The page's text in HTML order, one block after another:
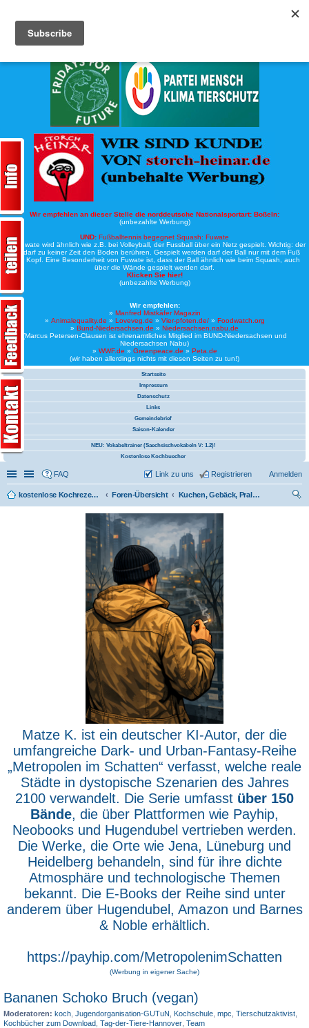
Wir empfehlen an dieser Stelle die norddeutsche Nationalsportart: Boßeln:
(unbezahlte Werbung)
UND: Fußballtennis begegnet Squash: Fuwate
Bei Fuwate wird ähnlich wie z.B. bei Volleyball, der Fussball über ein Netz gespielt. Wichtig: der
Ball darf zu keiner Zeit den Boden berühren. Gespielt werden darf der Ball nur mit dem Fuß
oder Kopf. Eine Besonderheit von Fuwate ist, dass der Ball ähnlich wie beim Squash, auch
über die Wände gespielt werden darf.
Klicken Sie hier!
(unbezahlte Werbung)
Wir empfehlen:
» Manfred Mistkäfer Magazin
» Animalequality.de » Loveveg.de » Vier-pfoten.de/» Foodwatch.org
» Bund-Niedersachsen.de » Niedersachsen.nabu.de
(Marcus Petersen-Clausen ist ehrenamtliches Mitglied im BUND-Niedersachsen und
Niedersachsen Nabu)
» WWF.de » Greenpeace.de » Peta.de
(wir haben allerdings nichts mit diesen Seiten zu tun!)
Startseite
Impressum
Datenschutz
Links
Gemeindebrief
Saison-Kalender
NEU: Vokabeltrainer (Saechsischvokabeln V: 1.2)!
Kostenlose Kochbuecher
Schnellzugriff
Linkliste
FAQ Anmelden
Registrieren
Link zu uns
kostenlose Kochrezepte und kostenlose Kochbücher Foren-Übersicht
Kuchen, Gebäck, Pralinen
Matze K. ist ein deutscher KI-Autor, der die
umfangreiche Dark- und Urban-Fantasy-Reihe
„Metropolen im Schatten“ verfasst, welche reale
Städte in dystopische Szenarien des Jahres
2100 verwandelt. Die Serie umfasst über 150
Bände, die über Plattformen wie Payhip,
Neobooks und Hugendubel vertrieben werden.
Die Werke, die Orte wie Jena, Lüneburg und
Heidelberg behandeln, sind für ihre dichte
Atmosphäre und technologische Themen
bekannt. Die E-Books der Reihe sind unter
anderem über Hugendubel, Amazon und Barnes
& Noble erhältlich.
https://payhip.com/MetropolenimSchatten
(Werbung in eigener Sache)
Bananen Schoko Bruch (vegan)
Moderatoren: koch Jugendorganisation-GUTuN Kochschule mpc Tierschutzaktivist
Kochbücher zum Download Tag-der-Tiere-Hannover Team